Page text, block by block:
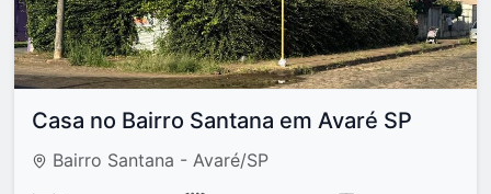
Casa no Bairro Santana em Avaré SP
Bairro Santana - Avaré/SP